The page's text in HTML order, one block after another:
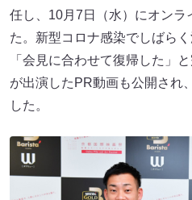
任し、10月7日（水）にオンラ
た。新型コロナ感染でしばら
「会見に合わせて復帰した」
が出演したPR動画も公開され
した。